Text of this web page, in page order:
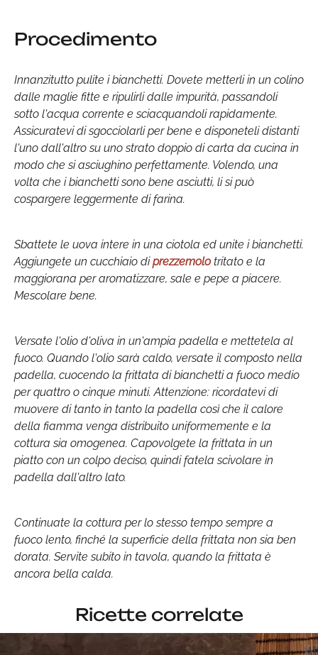
Procedimento
Innanzitutto pulite i bianchetti. Dovete metterli in un colino
dalle maglie fitte e ripulirli dalle impurità, passandoli
sotto l'acqua corrente e sciacquandoli rapidamente.
Assicuratevi di sgocciolarli per bene e disponeteli distanti
l'uno dall'altro su uno strato doppio di carta da cucina in
modo che si asciughino perfettamente. Volendo, una
volta che i bianchetti sono bene asciutti, li si può
cospargere leggermente di farina.
Sbattete le uova intere in una ciotola ed unite i bianchetti.
Aggiungete un cucchiaio diprezzemolotritato e la
maggiorana per aromatizzare, sale e pepe a piacere.
Mescolare bene.
Versate l'olio d'oliva in un'ampia padella e mettetela al
fuoco. Quando l'olio sarà caldo, versate il composto nella
padella, cuocendo la frittata di bianchetti a fuoco medio
per quattro o cinque minuti. Attenzione: ricordatevi di
muovere di tanto in tanto la padella così che il calore
della fiamma venga distribuito uniformemente e la
cottura sia omogenea. Capovolgete la frittata in un
piatto con un colpo deciso, quindi fatela scivolare in
padella dall'altro lato.
Continuate la cottura per lo stesso tempo sempre a
fuoco lento, finché la superficie della frittata non sia ben
dorata. Servite subito in tavola, quando la frittata è
ancora bella calda.
Ricette correlate